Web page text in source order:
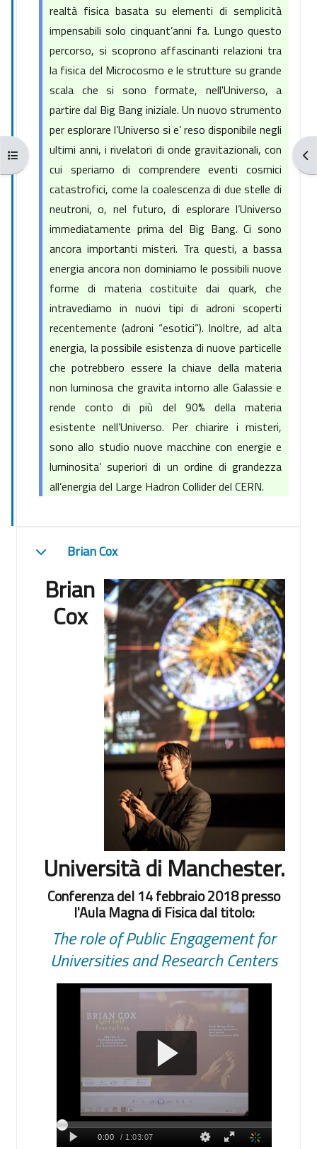
Apri indice del corso
realtà fisica basata su elementi di semplicità
impensabili solo cinquant’anni fa. Lungo questo
percorso, si scoprono affascinanti relazioni tra
la fisica del Microcosmo e le strutture su grande
scala che si sono formate, nell'Universo, a
partire dal Big Bang iniziale. Un nuovo strumento
per esplorare l’Universo si e’ reso disponibile negli
ultimi anni, i rivelatori di onde gravitazionali, con
cui speriamo di comprendere eventi cosmici
catastrofici, come la coalescenza di due stelle di
neutroni, o, nel futuro, di esplorare l’Universo
immediatamente prima del Big Bang. Ci sono
ancora importanti misteri. Tra questi, a bassa
energia ancora non dominiamo le possibili nuove
forme di materia costituite dai quark, che
intravediamo in nuovi tipi di adroni scoperti
recentemente (adroni “esotici”). Inoltre, ad alta
energia, la possibile esistenza di nuove particelle
che potrebbero essere la chiave della materia
non luminosa che gravita intorno alle Galassie e
rende conto di più del 90% della materia
esistente nell’Universo. Per chiarire i misteri,
sono allo studio nuove macchine con energie e
luminosita’ superiori di un ordine di grandezza
all’energia del Large Hadron Collider del CERN.
MinimizzaBrian Cox
Brian
Cox
Università di Manchester.
Conferenza del 14 febbraio 2018 presso
l'Aula Magna di Fisica dal titolo:
The role of Public Engagement for
Universities and Research Centers